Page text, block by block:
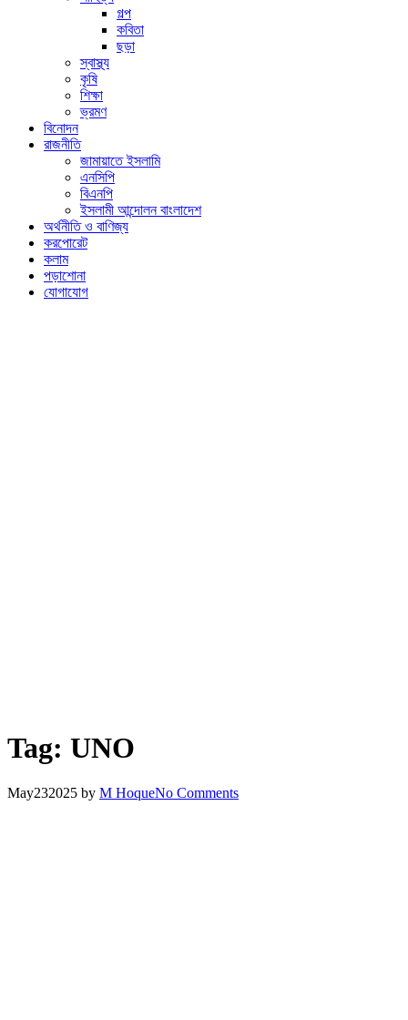
গল্প
কবিতা
ছড়া
স্বাস্থ্য
কৃষি
শিক্ষা
ভ্রমণ
বিনোদন
রাজনীতি
জামায়াতে ইসলামি
এনসিপি
বিএনপি
ইসলামী আন্দোলন বাংলাদেশ
অর্থনীতি ও বাণিজ্য
করপোরেট
কলাম
পড়াশোনা
যোগাযোগ
Tag: UNO
May232025 by M HoqueNo Comments